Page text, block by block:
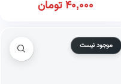
40,000تومان
موجود نیست